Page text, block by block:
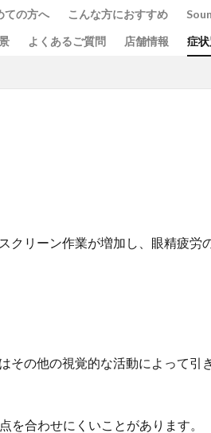
ての方へ こんな方におすすめ
よくあるご質問 店舗情報 症
クリーン作業が増加し、眼精疲
その他の視覚的な活動によって
を合わせにくいことがあります。
肩
腰
自
頭
眼
歯
睡
ス
頭
脳
不
疲
消
冷
生